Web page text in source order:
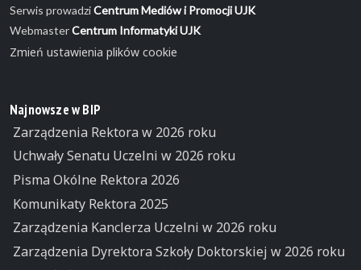
Serwis prowadziCentrum Mediów i Promocji UJK
WebmasterCentrum Informatyki UJK
Zmień ustawienia plików cookie
Najnowsze w BIP
Zarządzenia Rektora w 2026 roku
Uchwały Senatu Uczelni w 2026 roku
Pisma Okólne Rektora 2026
Komunikaty Rektora 2025
Zarządzenia Kanclerza Uczelni w 2026 roku
Zarządzenia Dyrektora Szkoły Doktorskiej w 2026 roku